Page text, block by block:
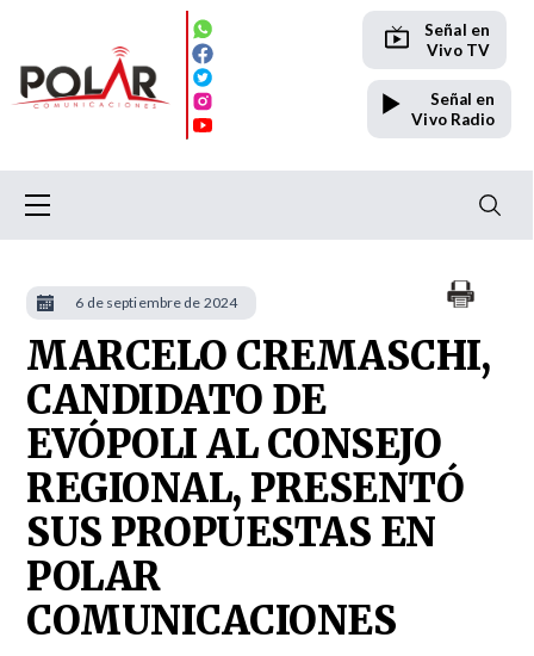
Señal en
Vivo TV
Señal en
Vivo Radio
MARCELO CREMASCHI,
CANDIDATO DE
EVÓPOLI AL CONSEJO
REGIONAL, PRESENTÓ
SUS PROPUESTAS EN
POLAR
COMUNICACIONES
6 de septiembre de 2024